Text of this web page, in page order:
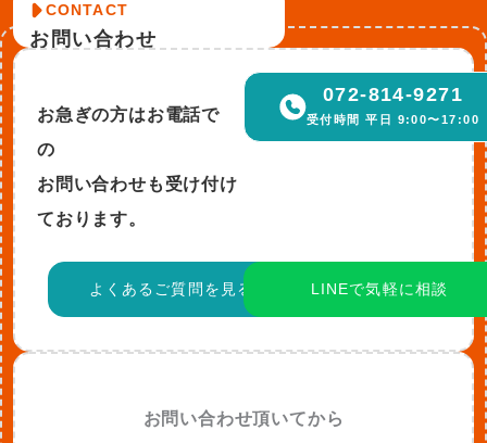
CONTACT
お問い合わせ
お急ぎの方はお電話で
の
お問い合わせも受け付け
ております。
072-814-9271
受付時間 平日 9:00〜17:00
よくあるご質問を見る LINEで気軽に相談
お問い合わせ頂いてから